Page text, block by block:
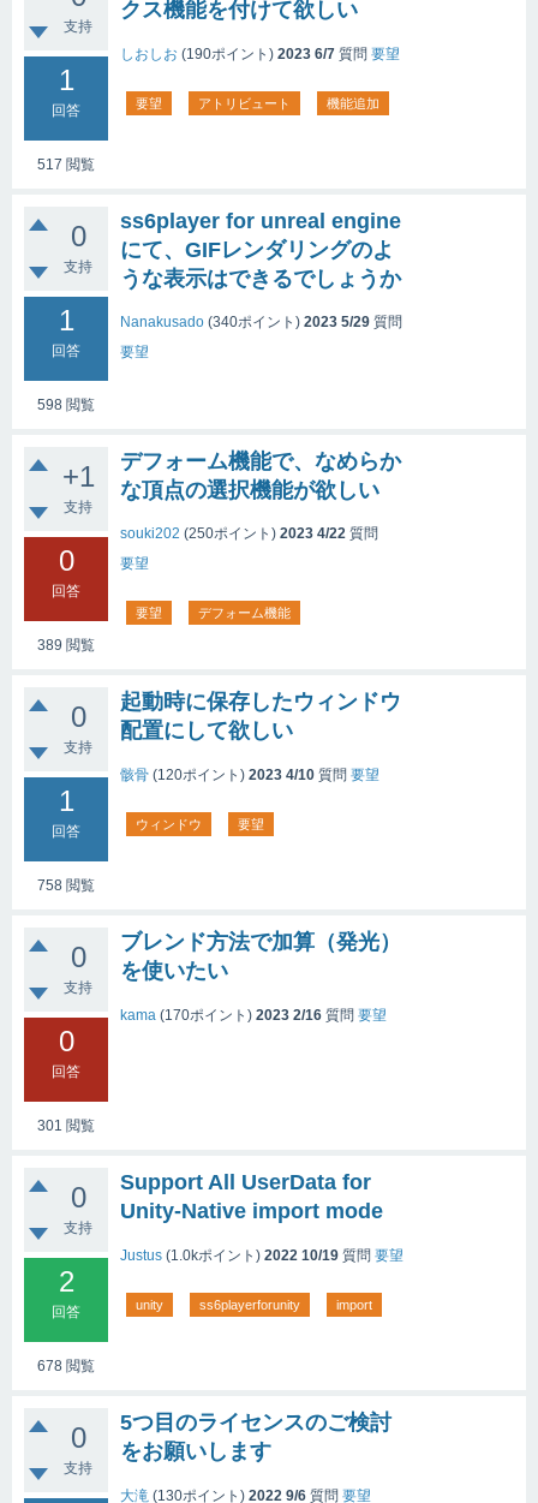
支持
1
回答
517 閲覧
クス機能を付けて欲しい
しおしお (190ポイント) 2023 6/7 質問 要望
要望 アトリビュート 機能追加
0
支持
1
回答
598 閲覧
ss6player for unreal engine
にて、GIFレンダリングのよ
うな表示はできるでしょうか
Nanakusado (340ポイント) 2023 5/29 質問
要望
+1
支持
0
回答
389 閲覧
デフォーム機能で、なめらか
な頂点の選択機能が欲しい
souki202 (250ポイント) 2023 4/22 質問
要望
要望 デフォーム機能
0
支持
1
回答
758 閲覧
起動時に保存したウィンドウ
配置にして欲しい
骸骨 (120ポイント) 2023 4/10 質問 要望
ウィンドウ 要望
0
支持
0
回答
301 閲覧
ブレンド方法で加算（発光）
を使いたい
kama (170ポイント) 2023 2/16 質問 要望
0
支持
2
回答
678 閲覧
Support All UserData for
Unity-Native import mode
Justus (1.0kポイント) 2022 10/19 質問 要望
unity ss6playerforunity import
0
支持
5つ目のライセンスのご検討
をお願いします
大滝 (130ポイント) 2022 9/6 質問 要望